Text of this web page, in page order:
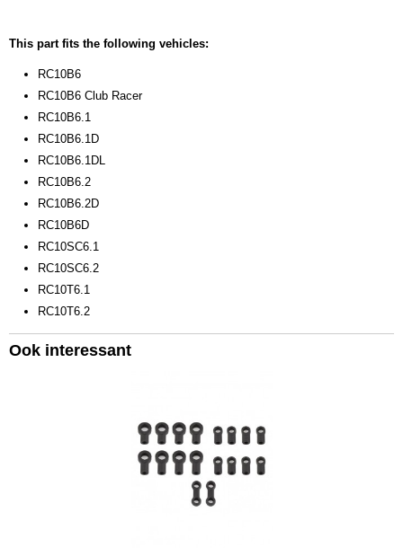
91667
0,10 Kg
This part fits the following vehicles:
RC10B6
RC10B6 Club Racer
RC10B6.1
RC10B6.1D
RC10B6.1DL
RC10B6.2
RC10B6.2D
RC10B6D
RC10SC6.1
RC10SC6.2
RC10T6.1
RC10T6.2
Ook interessant